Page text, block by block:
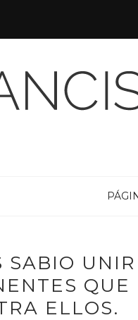
SABIO
QUE
ELLOS.